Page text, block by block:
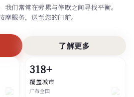
们常常在劳累与停歇之间寻找平衡。
服务，送至您的门前。
了解更多
318+
覆盖城市
广布全国